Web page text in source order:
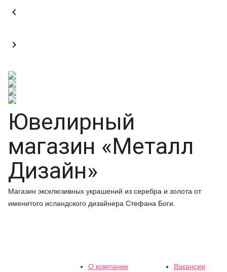


Ювелирный
магазин «Металл
Дизайн»
Магазин эксклюзивных украшений из серебра и золота от
именитого исландского дизайнера Стефана Боги.
О компании Вакансии